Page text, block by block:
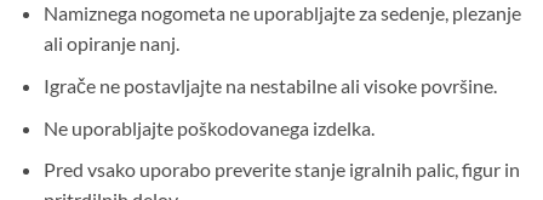
Namiznega nogometa ne uporabljajte za sedenje, plezanje
ali opiranje nanj.
Igrače ne postavljajte na nestabilne ali visoke površine.
Ne uporabljajte poškodovanega izdelka.
Pred vsako uporabo preverite stanje igralnih palic, figur in